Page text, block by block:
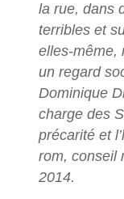
la rue, dans
terribles et
elles-même,
un regard
Dominique
charge des
précarité et
rom, conseil
2014.